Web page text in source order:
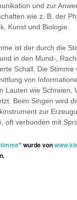
und zur
wie z. B. der
Kunst und Biologie.
ist der durch die
in den Mund-,
Schall. Die Stimme
von
Lauten wie Schreien,
Beim Singen wird
zur
oft verbunden mit
“ wurde von